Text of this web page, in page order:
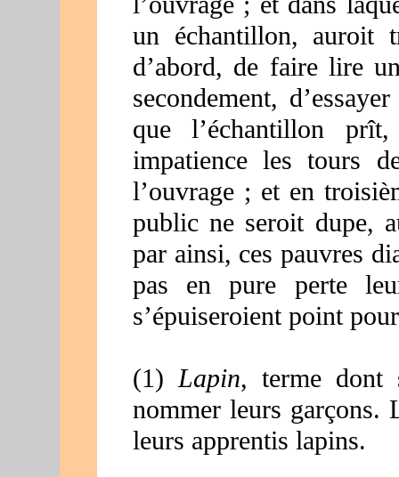
un échantillon, auroit
d’abord, de faire lire
secondement,
que l’échantillon
impatience les tours
l’ouvrage ; et en
public ne seroit dupe,
par ainsi, ces pauvres
pas en pure perte
s’épuiseroient point
(1)Lapin, terme dont
nommer leurs garçons.
leurs apprentis lapins.